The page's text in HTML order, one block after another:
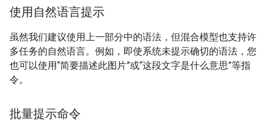
使用自然语言提示
虽然我们建议使用上一部分中的语法，但混合模型也支持许
多任务的自然语言。例如，即使系统未提示确切的语法，您
也可以使用“简要描述此图片”或“这段文字是什么意思”等指
令。
批量提示命令